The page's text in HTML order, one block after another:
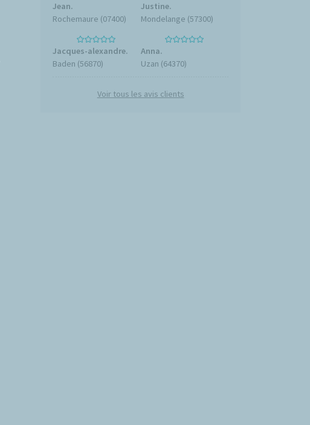
Jean.
Rochemaure (07400)
Justine.
Mondelange (57300)
Jacques-alexandre.
Baden (56870)
Anna.
Uzan (64370)
Voir tous les avis clients